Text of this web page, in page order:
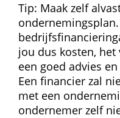
Tip: Maak zelf
jou dus kosten,
een goed advies
Een financier zal
met een
ondernemer zelf